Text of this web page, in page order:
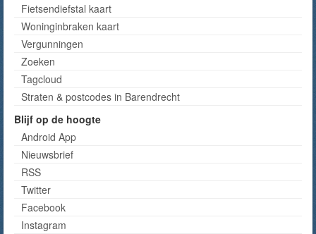
Fietsendiefstal kaart
Woninginbraken kaart
Vergunningen
Zoeken
Tagcloud
Straten & postcodes in Barendrecht
Blijf op de hoogte
Android App
Nieuwsbrief
RSS
Twitter
Facebook
Instagram